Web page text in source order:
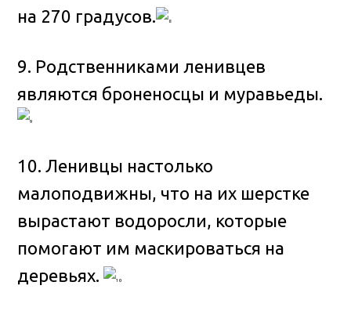
на 270 градусов.
9. Родственниками ленивцев
являются броненосцы и муравьеды.
10. Ленивцы настолько
малоподвижны, что на их шерстке
вырастают водоросли, которые
помогают им маскироваться на
деревьях.